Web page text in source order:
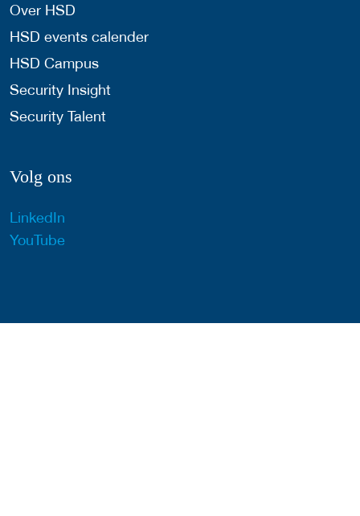
Over HSD
HSD events calender
HSD Campus
Security Insight
Security Talent
Volg ons
LinkedIn
YouTube